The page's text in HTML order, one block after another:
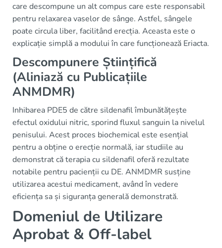
care descompune un alt compus care este responsabil
pentru relaxarea vaselor de sânge. Astfel, sângele
poate circula liber, facilitând erecția. Aceasta este o
explicație simplă a modului în care funcționează Eriacta.
Descompunere Științifică
(Aliniază cu Publicațiile
ANMDMR)
Inhibarea PDE5 de către sildenafil îmbunătățește
efectul oxidului nitric, sporind fluxul sanguin la nivelul
penisului. Acest proces biochemical este esențial
pentru a obține o erecție normală, iar studiile au
demonstrat că terapia cu sildenafil oferă rezultate
notabile pentru pacienții cu DE. ANMDMR susține
utilizarea acestui medicament, având în vedere
eficiența sa și siguranța generală demonstrată.
Domeniul de Utilizare
Aprobat & Off-label